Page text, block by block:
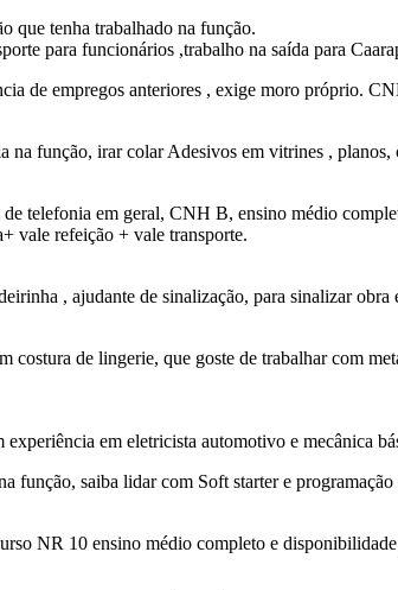
que tenha trabalhado na função.
para funcionários ,trabalho na saída para
de empregos anteriores , exige moro próprio.
na função, irar colar Adesivos em vitrines ,
telefonia em geral, CNH B, ensino médio
vale refeição + vale transporte.
, ajudante de sinalização, para sinalizar obra
costura de lingerie, que goste de trabalhar com
em eletricista automotivo e mecânica
função, saiba lidar com Soft starter e
NR 10 ensino médio completo e